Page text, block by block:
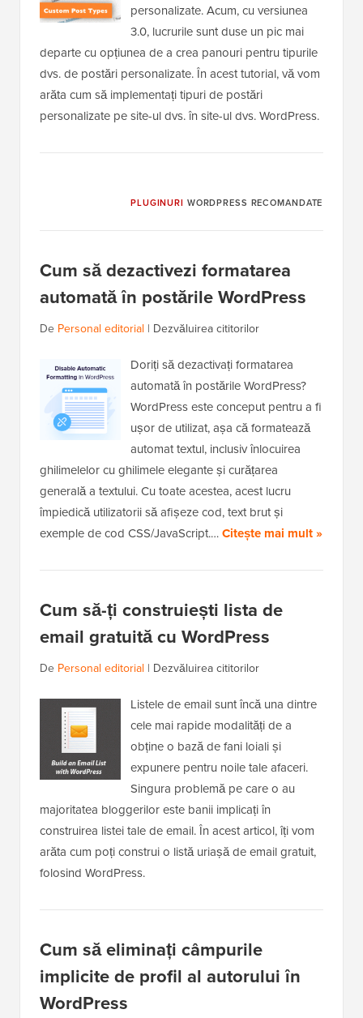
personalizate. Acum, cu versiunea
3.0, lucrurile sunt duse un pic mai
departe cu opțiunea de a crea panouri pentru tipurile
dvs. de postări personalizate. În acest tutorial, vă vom
arăta cum să implementați tipuri de postări
personalizate pe site-ul dvs. în site-ul dvs. WordPress.
PLUGINURI WORDPRESS RECOMANDATE
Cum să dezactivezi formatarea
automată în postările WordPress
De Personal editorial | Dezvăluirea cititorilor
Doriți să dezactivați formatarea
automată în postările WordPress?
WordPress este conceput pentru a fi
ușor de utilizat, așa că formatează
automat textul, inclusiv înlocuirea
ghilimelelor cu ghilimele elegante și curățarea
generală a textului. Cu toate acestea, acest lucru
împiedică utilizatorii să afișeze cod, text brut și
exemple de cod CSS/JavaScript.…Citește mai mult »
Cum să-ți construiești lista de
email gratuită cu WordPress
De Personal editorial | Dezvăluirea cititorilor
Listele de email sunt încă una dintre
cele mai rapide modalități de a
obține o bază de fani loiali și
expunere pentru noile tale afaceri.
Singura problemă pe care o au
majoritatea bloggerilor este banii implicați în
construirea listei tale de email. În acest articol, îți vom
arăta cum poți construi o listă uriașă de email gratuit,
folosind WordPress.
Cum să eliminați câmpurile
implicite de profil al autorului în
WordPress